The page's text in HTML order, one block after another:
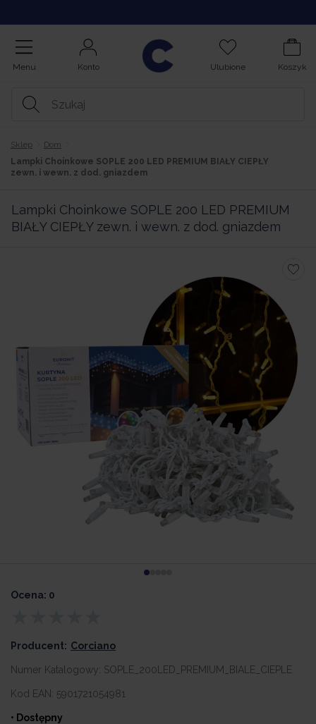
Menu Konto Ulubione Koszyk
Sklep
Dom
Lampki Choinkowe SOPLE 200 LED PREMIUM BIAŁY CIEPŁY
zewn. i wewn. z dod. gniazdem
Lampki Choinkowe SOPLE 200 LED PREMIUM
BIAŁY CIEPŁY zewn. i wewn. z dod. gniazdem
Ocena: 0
Producent: Corciano
Numer Katalogowy: SOPLE_200LED_PREMIUM_BIALE_CIEPLE
Kod EAN: 5901721054981
• Dostępny